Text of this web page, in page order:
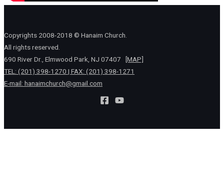
Copyrights 2008-2018 © Hanaim Church.
All rights reserved.
690 River Dr., Elmwood Park, NJ 07407
[MAP]
TEL: (201) 398-1270 | FAX: (201) 398-1271
E-mail: hanaimchurch@gmail.com